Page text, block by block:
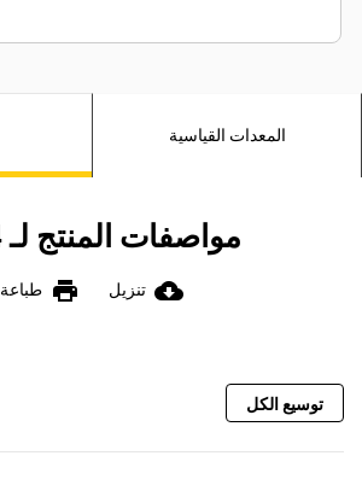
المعدات القياسية
مواصفات المنتج لـ C4.4
cloud_download تنزيل print طباعة
توسيع الكل